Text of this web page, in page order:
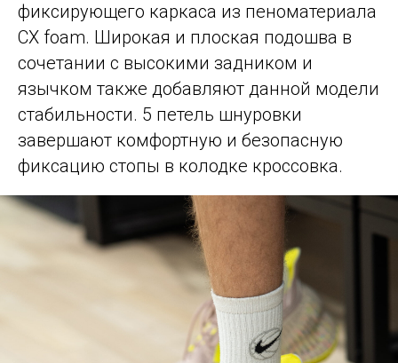
фиксирующего каркаса из пеноматериала
СX foam. Широкая и плоская подошва в
сочетании с высокими задником и
язычком также добавляют данной модели
стабильности. 5 петель шнуровки
завершают комфортную и безопасную
фиксацию стопы в колодке кроссовка.